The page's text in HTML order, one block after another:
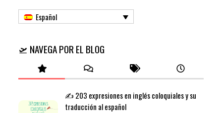
Español
🛫 NAVEGA POR EL BLOG
✍️ 203 expresiones en inglés coloquiales y su
traducción al español